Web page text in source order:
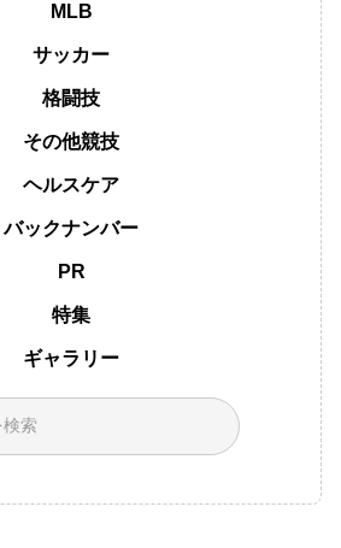
MLB
サッカー
格闘技
その他競技
ヘルスケア
バックナンバー
PR
特集
ギャラリー